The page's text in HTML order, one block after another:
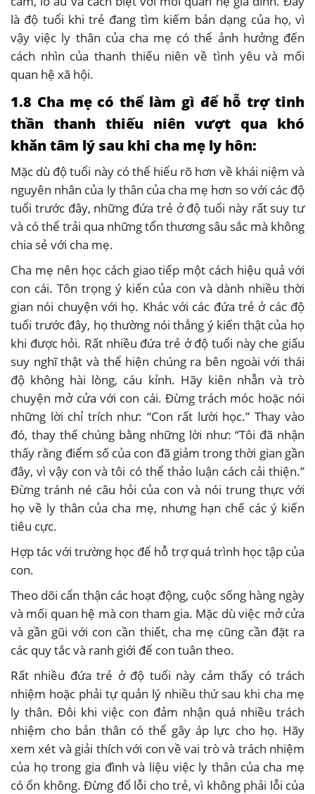
là độ tuổi khi trẻ đang tìm kiếm bản dạng của họ, vì
vậy việc ly thân của cha mẹ có thể ảnh hưởng đến
cách nhìn của thanh thiếu niên về tình yêu và mối
quan hệ xã hội.
1.8 Cha mẹ có thể làm gì để hỗ trợ tinh
thần thanh thiếu niên vượt qua khó
khăn tâm lý sau khi cha mẹ ly hôn:
Mặc dù độ tuổi này có thể hiểu rõ hơn về khái niệm và
nguyên nhân của ly thân của cha mẹ hơn so với các độ
tuổi trước đây, những đứa trẻ ở độ tuổi này rất suy tư
và có thể trải qua những tổn thương sâu sắc mà không
chia sẻ với cha mẹ.
Cha mẹ nên học cách giao tiếp một cách hiệu quả với
con cái. Tôn trọng ý kiến của con và dành nhiều thời
gian nói chuyện với họ. Khác với các đứa trẻ ở các độ
tuổi trước đây, họ thường nói thẳng ý kiến thật của họ
khi được hỏi. Rất nhiều đứa trẻ ở độ tuổi này che giấu
suy nghĩ thật và thể hiện chúng ra bên ngoài với thái
độ không hài lòng, cáu kỉnh. Hãy kiên nhẫn và trò
chuyện mở cửa với con cái. Đừng trách móc hoặc nói
những lời chỉ trích như: “Con rất lười học.” Thay vào
đó, thay thế chúng bằng những lời như: “Tôi đã nhận
thấy rằng điểm số của con đã giảm trong thời gian gần
đây, vì vậy con và tôi có thể thảo luận cách cải thiện.”
Đừng tránh né câu hỏi của con và nói trung thực với
họ về ly thân của cha mẹ, nhưng hạn chế các ý kiến
tiêu cực.
Hợp tác với trường học để hỗ trợ quá trình học tập của
con.
Theo dõi cẩn thận các hoạt động, cuộc sống hàng ngày
và mối quan hệ mà con tham gia. Mặc dù việc mở cửa
và gần gũi với con cần thiết, cha mẹ cũng cần đặt ra
các quy tắc và ranh giới để con tuân theo.
Rất nhiều đứa trẻ ở độ tuổi này cảm thấy có trách
nhiệm hoặc phải tự quản lý nhiều thứ sau khi cha mẹ
ly thân. Đôi khi việc con đảm nhận quá nhiều trách
nhiệm cho bản thân có thể gây áp lực cho họ. Hãy
xem xét và giải thích với con về vai trò và trách nhiệm
của họ trong gia đình và liệu việc ly thân của cha mẹ
có ổn không. Đừng đổ lỗi cho trẻ, vì không phải lỗi của